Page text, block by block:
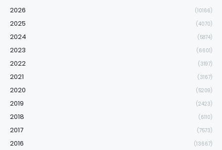
2026 (10166)
2025 (4070)
2024 (5874)
2023 (6601)
2022 (3197)
2021 (3167)
2020 (5209)
2019 (2423)
2018 (6110)
2017 (7573)
2016 (13667)